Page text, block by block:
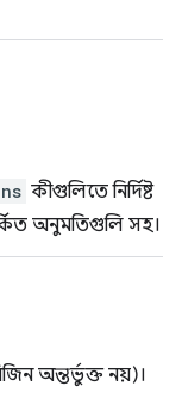
কীগুলিতে নির্দিষ্ট
অনুমতিগুলি সহ।
অন্তর্ভুক্ত নয়)।